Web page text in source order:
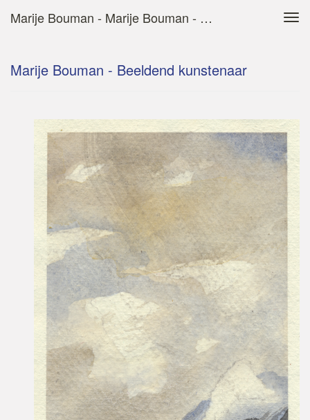
Marije Bouman - Marije Bouman - Beeldend Kunstenaar
Marije Bouman - Beeldend kunstenaar